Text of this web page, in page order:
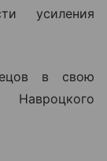
усиления
в свою